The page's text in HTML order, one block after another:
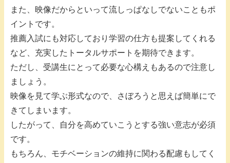
また、映像だからといって流しっぱなしでないこともポ
イントです。
推薦入試にも対応しており学習の仕方も提案してくれる
など、充実したトータルサポートを期待できます。
ただし、受講生にとって必要な心構えもあるので注意し
ましょう。
映像を見て学ぶ形式なので、さぼろうと思えば簡単にで
きてしまいます。
したがって、自分を高めていこうとする強い意志が必須
です。
もちろん、モチベーションの維持に関わる配慮もしてく